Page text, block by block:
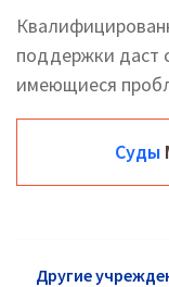
поддержки даст
имеющиеся
Суды
Другие